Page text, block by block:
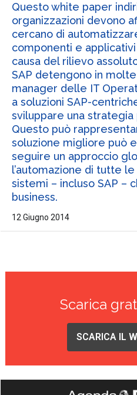
Questo white paper
organizzazioni devono
cercano di
componenti e applicativi
causa del rilievo
SAP detengono in
manager delle IT
a soluzioni SAP-
sviluppare una strategia
Questo può
soluzione migliore può
seguire un approccio
l’automazione di tutte
sistemi – incluso SAP –
business.
12 Giugno 2014
Scarica
SCARICA IL